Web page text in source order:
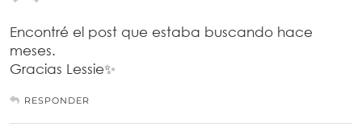
Encontré el post que estaba buscando hace
meses.
Gracias Lessie✨
RESPONDER